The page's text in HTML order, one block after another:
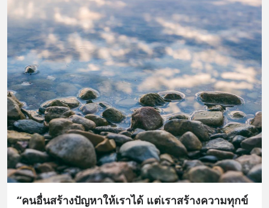
“คนอื่นสร้างปัญหาให้เราได้ แต่เราสร้างความทุกข์